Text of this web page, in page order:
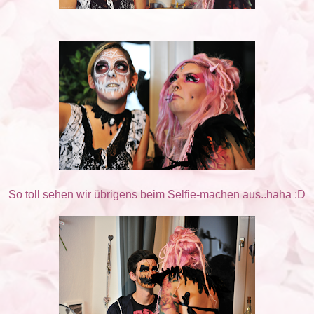
So toll sehen wir übrigens beim Selfie-machen aus..haha :D